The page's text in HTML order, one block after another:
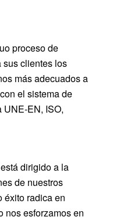
proceso de
sus clientes los
más adecuados a
el sistema de
UNE-EN, ISO,
dirigido a la
de nuestros
éxito radica en
nos esforzamos en